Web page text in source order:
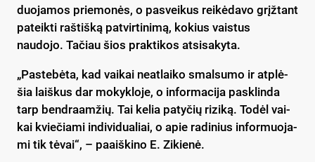
duo­ja­mos prie­mo­nės, o pa­svei­kus rei­kė­da­vo grįž­tant
pa­teik­ti raš­tiš­ką pa­tvir­ti­ni­mą, kokius vaistus
naudojo. Ta­čiau šios pra­kti­kos at­si­sa­ky­ta.
„Pas­te­bė­ta, kad vai­kai neat­lai­ko smal­su­mo ir at­plė­
šia laiš­kus dar mo­kyk­lo­je, o in­for­ma­ci­ja pa­sklin­da
tarp bend­raam­žių. Tai ke­lia pa­ty­čių ri­zi­ką. To­dėl vai­
kai kvie­čia­mi in­di­vi­dua­liai, o apie ra­di­nius in­for­muo­ja­
mi tik tė­vai“, – paaiš­ki­no E. Zi­kie­nė.